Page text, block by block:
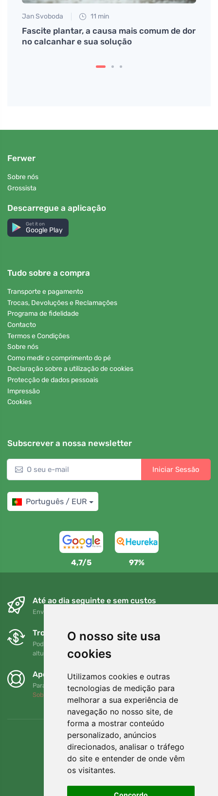
O nosso site usa
cookies
Utilizamos cookies e outras
tecnologias de medição para
melhorar a sua experiência de
navegação no nosso site, de
forma a mostrar conteúdo
personalizado, anúncios
direcionados, analisar o tráfego
do site e entender de onde vêm
os visitantes.
Jan Svoboda 11 min
Fascite plantar, a causa mais comum de dor
no calcanhar e sua solução
Ferwer
Sobre nós
Grossista
Descarregue a aplicação
Get it on
Google Play
Tudo sobre a compra
Transporte e pagamento
Trocas, Devoluções e Reclamações
Programa de fidelidade
Contacto
Termos e Condições
Sobre nós
Como medir o comprimento do pé
Declaração sobre a utilização de cookies
Protecção de dados pessoais
Impressão
Cookies
Subscrever a nossa newsletter
Iniciar Sessão
Português / EUR
4,7/5 97%
Até ao dia seguinte e sem custos
Envio gratuito para encomendas superiores a 80 EUR
Trocas e devoluções gratuitas
Pode devolver ou trocar a sua encomenda em qualquer
altura no prazo de 90 dias
Apoiamos a Trees.org
Para cada encomenda plantamos uma árvore! Leia mais
Sobre nós